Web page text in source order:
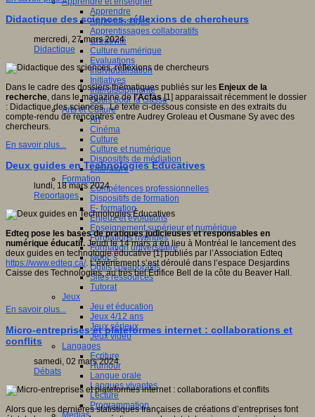
Apprendre
Apprentissages
Apprentissages collaboratifs
Créativité
Culture numérique
Evaluations
Individualisation
Initiatives
Interdisciplinarité
Outils pour la classe
Arts et Culture
Art
Cinéma
Culture
Culture et numérique
Dispositifs de médiation
Littérature
Formation
Compétences professionnelles
Dispositifs de formation
E- formation
Enjeux et évolutions
Enseignement supérieur et numérique
Formations hybrides
Formation universitaire
Mooc’s
Outils collaboratifs
Sites ressources
Tutorat
Jeux
Jeu et éducation
Jeux 4/12 ans
Jeux sérieux
Jeux vidéo
Langages
Ecriture
Humour
Langue orale
Langues vivantes
Lecture
Programmation
Médias
Didactique des sciences, réflexions de chercheurs
mercredi, 27 mars 2024
Didactique
Dans le cadre des dossiers thématiques publiés sur les Enjeux de la
recherche, dans le magazine del’Acfas[1] apparaissait récemment le dossier
: Didactique des sciences. Le texte ci-dessous consiste en des extraits du
compte-rendu de rencontres entre Audrey Groleau et Ousmane Sy avec des
chercheurs.
En savoir plus...
Deux guides en Technologies Éducatives
lundi, 18 mars 2024
Reportages
Edteq pose les bases de pratiques judicieuses et responsables en
numérique éducatif. Jeudi le 14 mars a eu lieu à Montréal le lancement des
deux guides en technologie éducative [1] publiés par l’Association Edteq
https://www.edteq.ca/. L’événement s’est déroulé dans l’espace Desjardins
Caisse des Technologies, au très bel Édifice Bell de la côte du Beaver Hall.
En savoir plus...
Micro-entreprises et plateformes internet : collaborations et
conflits
samedi, 02 mars 2024
Débats
Alors que les dernières statistiques françaises de créations d’entreprises font